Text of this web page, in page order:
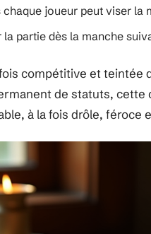
joueur peut viser la
partie dès la manche
compétitive et teintée
de statuts,
à la fois drôle, féroce